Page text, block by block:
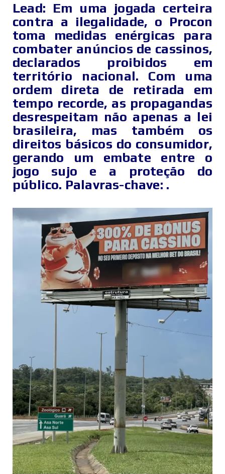
Lead: Em uma jogada certeira
contra a ilegalidade, o Procon
toma medidas enérgicas para
combater anúncios de cassinos,
declarados proibidos em
território nacional. Com uma
ordem direta de retirada em
tempo recorde, as propagandas
desrespeitam não apenas a lei
brasileira, mas também os
direitos básicos do consumidor,
gerando um embate entre o
jogo sujo e a proteção do
público. Palavras-chave: .